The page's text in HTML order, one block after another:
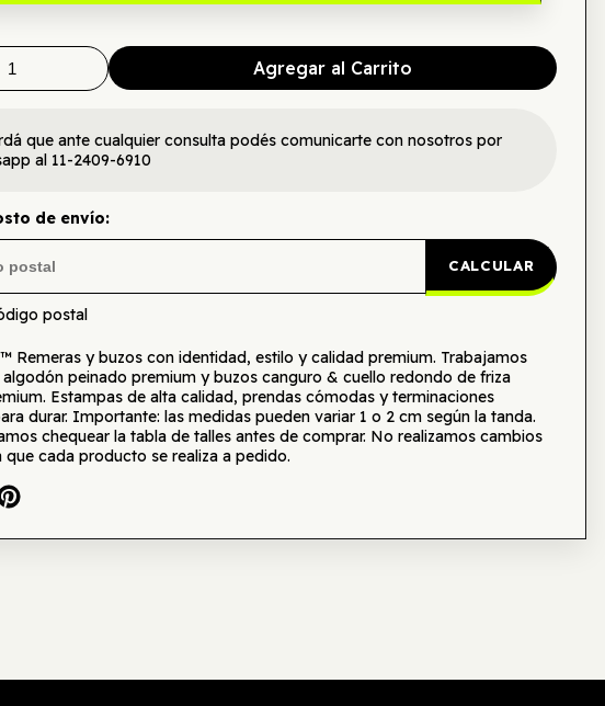
Agregar al Carrito
que ante cualquier consulta podés comunicarte con nosotros por
al 11-2409-6910
de envío:
CALCULAR
postal
Remeras y buzos con identidad, estilo y calidad premium. Trabajamos
algodón peinado premium y buzos canguro & cuello redondo de friza
Estampas de alta calidad, prendas cómodas y terminaciones
durar. Importante: las medidas pueden variar 1 o 2 cm según la tanda.
chequear la tabla de talles antes de comprar. No realizamos cambios
que cada producto se realiza a pedido.